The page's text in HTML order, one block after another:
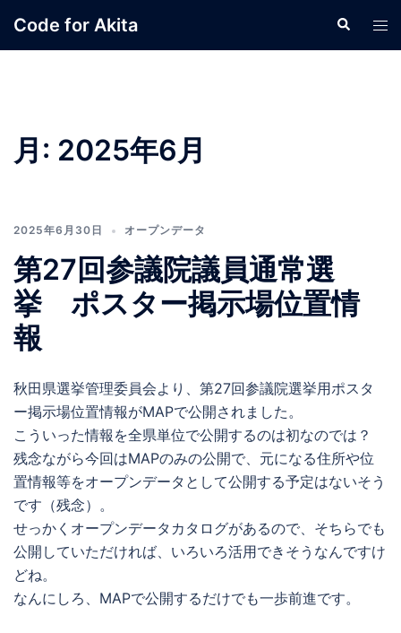
Code for Akita
検
索
ト
グ
月: 2025年6月
2025年6月30日 オープンデータ
第27回参議院議員通常選
挙 ポスター掲示場位置情
報
秋田県選挙管理委員会より、第27回参議院選挙用ポスタ
ー掲示場位置情報がMAPで公開されました。
こういった情報を全県単位で公開するのは初なのでは？
残念ながら今回はMAPのみの公開で、元になる住所や位
置情報等をオープンデータとして公開する予定はないそう
です（残念）。
せっかくオープンデータカタログがあるので、そちらでも
公開していただければ、いろいろ活用できそうなんですけ
どね。
なんにしろ、MAPで公開するだけでも一歩前進です。